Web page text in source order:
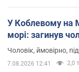
У Коблевому на
морі: загинув
Чоловік, ймовірно,
7.08.2026 12:41 2,0 т.